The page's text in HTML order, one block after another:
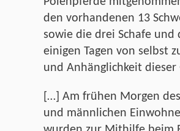
den vorhandenen 13
sowie die drei Schafe und
einigen Tagen von selbst
und Anhänglichkeit
[…] Am frühen Morgen
und männlichen